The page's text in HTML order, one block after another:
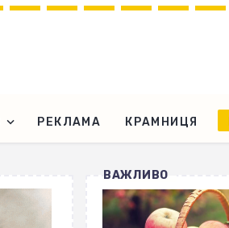
РЕКЛАМА КРАМНИЦЯ
ВАЖЛИВО